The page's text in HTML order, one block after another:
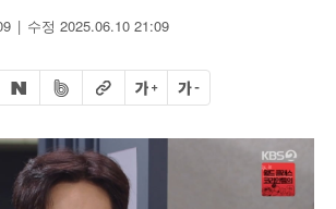
수정 2025.06.10 21:09
유하기
공유하기
네이버 공유하기
밴드 공유하기
URL복사글자 크게글자 작게